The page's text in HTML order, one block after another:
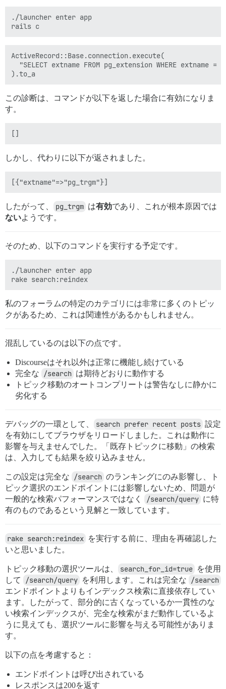
./launcher enter app
ActiveRecord::Base.connection.execute(
"SELECT extname FROM pg_extension WHERE extname =
この診断は、コマンドが以下を返した場合に有効になりま
す。
しかし、代わりに以下が返されました。
したがって、 pg_trgm は有効であり、これが根本原因では
ないようです。
そのため、以下のコマンドを実行する予定です。
./launcher enter app
私のフォーラムの特定のカテゴリには非常に多くのトピッ
クがあるため、これは関連性があるかもしれません。
混乱しているのは以下の点です。
Discourseはそれ以外は正常に機能し続けている
完全な
/search は期待どおりに動作する
トピック移動のオートコンプリートは警告なしに静かに
劣化する
デバッグの一環として、 search prefer recent posts 設定
を有効にしてブラウザをリロードしました。これは動作に
影響を与えませんでした。「既存トピックに移動」の検索
は、入力しても結果を絞り込みません。
この設定は完全な /search のランキングにのみ影響し、ト
ピック選択のエンドポイントには影響しないため、問題が
一般的な検索パフォーマンスではなく
/search/query に特
有のものであるという見解と一致しています。
rake search:reindex を実行する前に、理由を再確認した
いと思いました。
トピック移動の選択ツールは、 search_for_id=true を使用
して
/search/query を利用します。これは完全な /search
エンドポイントよりもインデックス検索に直接依存してい
ます。したがって、部分的に古くなっているか一貫性のな
い検索インデックスが、完全な検索がまだ動作しているよ
うに見えても、選択ツールに影響を与える可能性がありま
す。
以下の点を考慮すると：
エンドポイントは呼び出されている
レスポンスは200を返す